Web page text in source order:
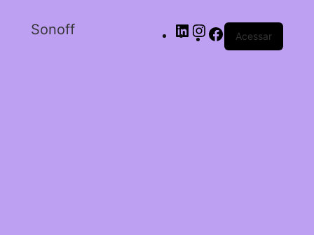
Sonoff Acessar